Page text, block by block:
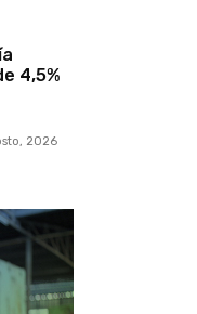
4,5%
2026